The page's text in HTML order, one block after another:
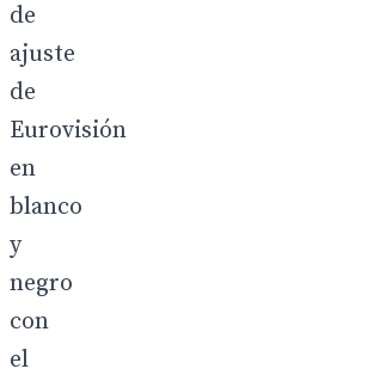
de
ajuste
de
Eurovisión
en
blanco
y
negro
con
el